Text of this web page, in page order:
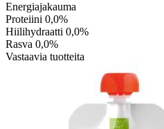
Energiajakauma
Proteiini 0,0%
Hiilihydraatti 0,0%
Rasva 0,0%
Vastaavia tuotteita